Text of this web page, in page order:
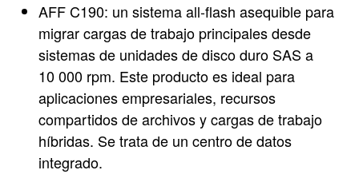
AFF C190: un sistema all-flash asequible para
migrar cargas de trabajo principales desde
sistemas de unidades de disco duro SAS a
10 000 rpm. Este producto es ideal para
aplicaciones empresariales, recursos
compartidos de archivos y cargas de trabajo
híbridas. Se trata de un centro de datos
integrado.